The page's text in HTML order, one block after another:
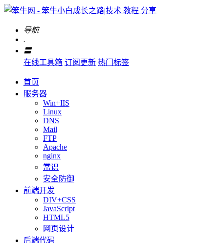
导航
.
〓
在线工具箱 订阅更新 热门标签
首页
服务器
Win+IIS
Linux
DNS
Mail
FTP
Apache
nginx
常识
安全防御
前端开发
DIV+CSS
JavaScript
HTML5
网页设计
后端代码